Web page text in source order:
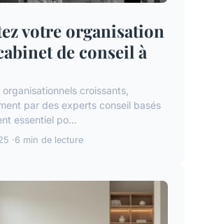
votre organisation
de conseil à
croissants,
par des experts conseil basés
essentiel po...
6 min de lecture